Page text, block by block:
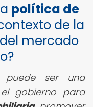
política de
de la
del mercado
ser una
gobierno para